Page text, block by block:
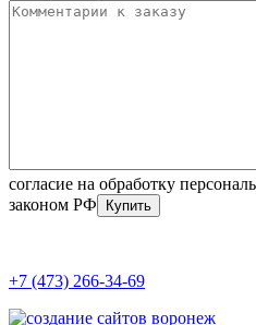
согласие на обработку
законом РФ
+7 (473) 266-34-69